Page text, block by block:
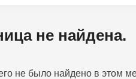
не найдена.
не было найдено в этом